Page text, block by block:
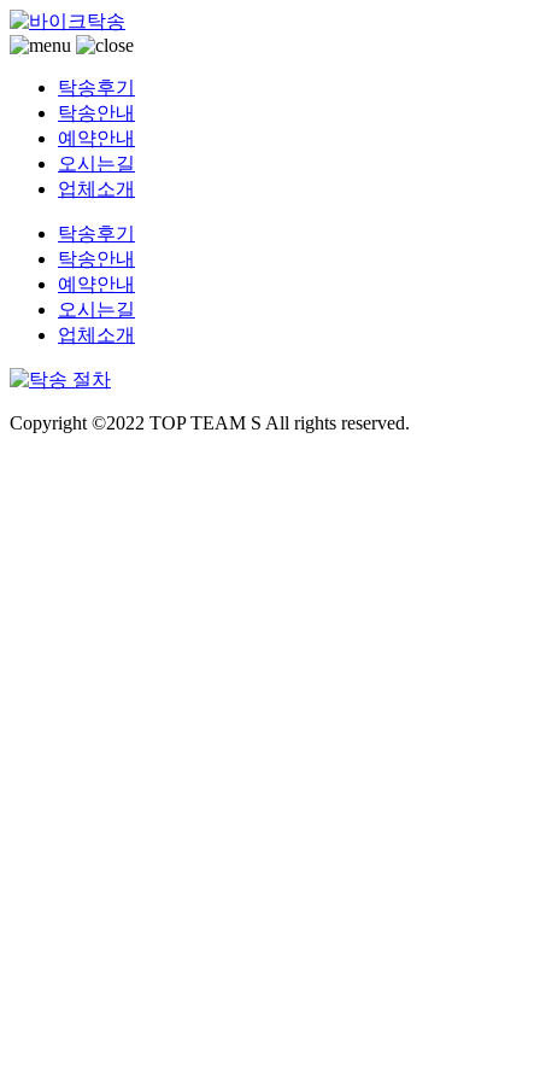
바이크탁송
전국 바이크운송 오토바이용달
탁송후기
탁송안내
예약안내
오시는길
업체소개
탁송후기
탁송안내
예약안내
오시는길
업체소개
Copyright ©2022 TOP TEAM S All rights reserved.